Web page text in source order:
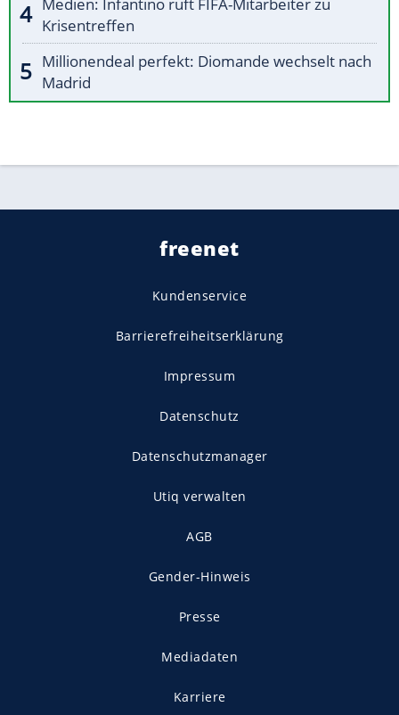
Medien: Infantino ruft FIFA-Mitarbeiter zu
Krisentreffen
Millionendeal perfekt: Diomande wechselt nach
Madrid
freenet
Kundenservice
Barrierefreiheitserklärung
Impressum
Datenschutz
Datenschutzmanager
Utiq verwalten
AGB
Gender-Hinweis
Presse
Mediadaten
Karriere